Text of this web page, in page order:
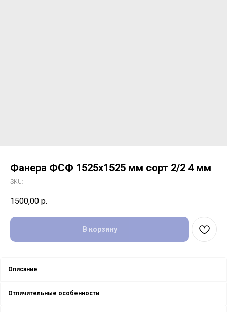
Фанера ФСФ 1525х1525 мм сорт 2/2 4 мм
SKU:
1500,00 р.
В корзину
Описание
Отличительные особенности